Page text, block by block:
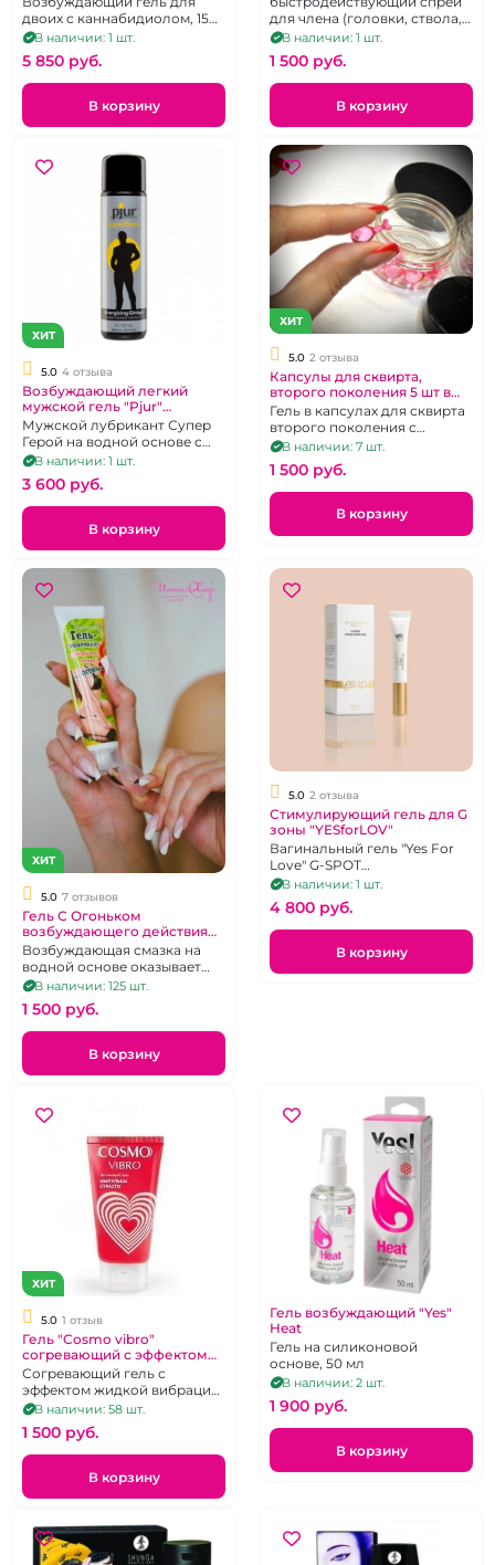
двоих с каннабидиолом, 15
млВ наличии: 1 шт.
5 850 pуб.
В корзину
для члена (головки, ствола,
уздечки))
В наличии: 1 шт.
1 500 pуб.
В корзину
ХИТ
5.0 4 отзыва
Возбуждающий легкий
мужской гель "Pjur"
Superhero на водной основе
Мужской лубрикант Супер
Герой на водной основе с
возбуждающим эффектом -
содержит Гинкго Билоба,
100 мл
В наличии: 1 шт.
3 600 pуб.
В корзину
ХИТ
5.0 2 отзыва
Капсулы для сквирта,
второго поколения 5 шт в
баночке
Гель в капсулах для сквирта
второго поколения с
эфирным маслом
В наличии: 7 шт.
1 500 pуб.
В корзину
ХИТ
5.0 7 отзывов
Гель С Огоньком
возбуждающего действия
"ИнтимХаус"
Возбуждающая смазка на
водной основе оказывает
омолаживающий эффект, 50
г.
В наличии: 125 шт.
1 500 pуб.
В корзину
5.0 2 отзыва
Стимулирующий гель для G
зоны "YESforLOV"
Вагинальный гель "Yes For
Love" G-SPOT
исключительно для
возбуждения женщин,10 g
В наличии: 1 шт.
4 800 pуб.
В корзину
ХИТ
5.0 1 отзыв
Гель "Cosmo vibro"
согревающий с эффектом
вибрации, 25 мл
Согревающий гель с
эффектом жидкой вибрации.
25 мл.
В наличии: 58 шт.
1 500 pуб.
В корзину
Гель возбуждающий "Yes"
Heat
Гель на силиконовой
основе, 50 мл
В наличии: 2 шт.
1 900 pуб.
В корзину